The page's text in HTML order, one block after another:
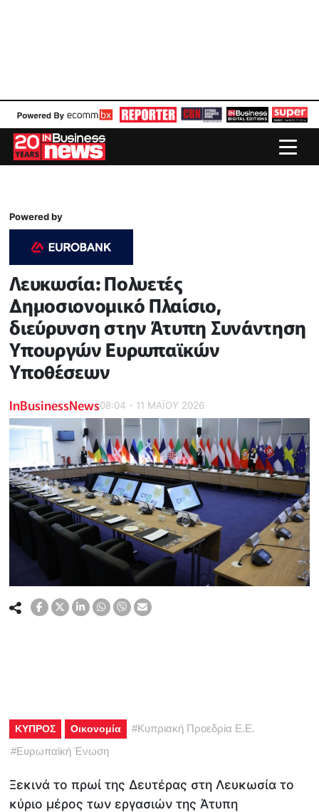
Powered by
Λευκωσία: Πολυετές
Δημοσιονομικό Πλαίσιο,
διεύρυνση στην Άτυπη Συνάντηση
Υπουργών Ευρωπαϊκών
Υποθέσεων
InBusinessNews08:04 - 11 ΜΑΪ́ΟΥ 2026
ΚΥΠΡΟΣ Οικονομία #Κυπριακή Προεδρία Ε.Ε.
#Ευρωπαϊκή Ένωση
Ξεκινά το πρωί της Δευτέρας στη Λευκωσία το
κύριο μέρος των εργασιών της Άτυπη